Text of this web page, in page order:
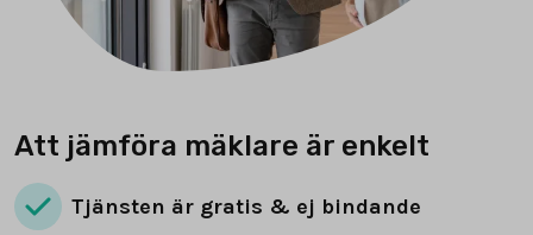
Att jämföra mäklare är enkelt
Tjänsten är gratis & ej bindande